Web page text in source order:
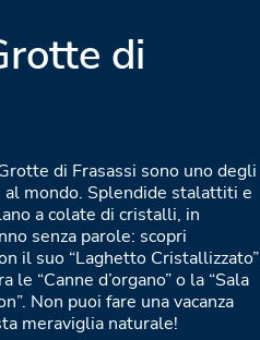
di
di Frasassi sono uno degli
mondo. Splendide stalattiti e
a colate di cristalli, in
senza parole: scopri
il suo “Laghetto Cristallizzato”
le “Canne d’organo” o la “Sala
Non puoi fare una vacanza
meraviglia naturale!